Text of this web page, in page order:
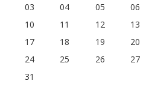
03
04 05 06
10
11 12 13
17
18 19 20
24
25 26 27
31